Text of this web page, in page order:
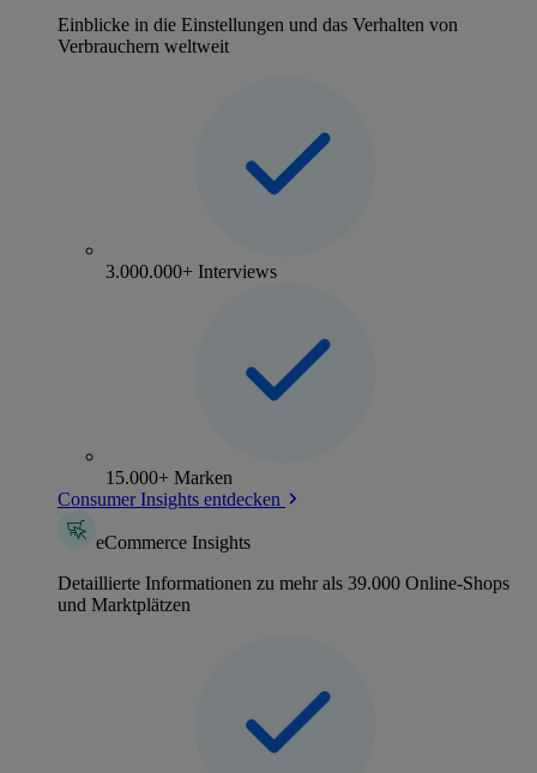
Einblicke in die Einstellungen und das Verhalten von
Verbrauchern weltweit
3.000.000+ Interviews
15.000+ Marken
Consumer Insights entdecken
eCommerce Insights
Detaillierte Informationen zu mehr als 39.000 Online-Shops
und Marktplätzen